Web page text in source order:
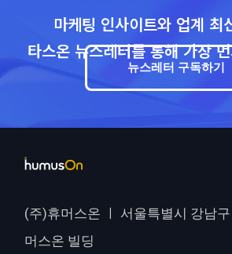
마케팅 인사이트와 업계 최
타스온 뉴스레터를 통해 가장
뉴스레터 구독하기
(주)휴머스온 ㅣ 서울특별시 강남
머스온 빌딩